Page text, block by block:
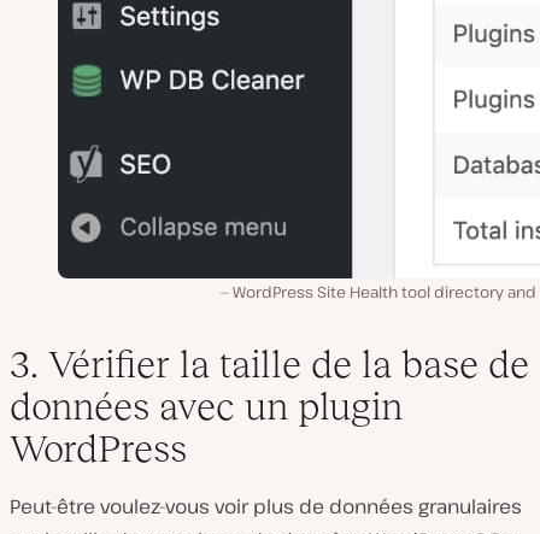
WordPress Site Health tool directory and
3. Vérifier la taille de la base de
données avec un plugin
WordPress
Peut-être voulez-vous voir plus de données granulaires